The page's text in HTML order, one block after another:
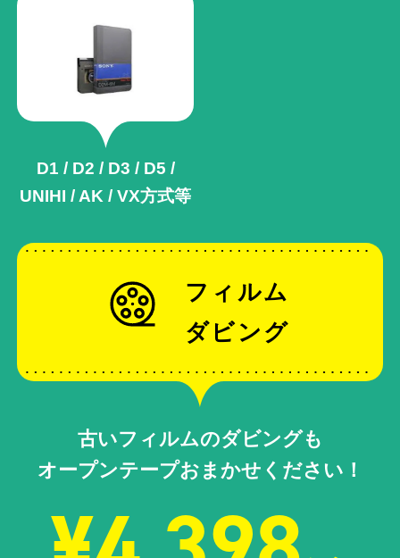
D1 / D2 / D3 / D5 /
UNIHI / AK /VX方式等
フィルム
ダビング
古いフィルムのダビングも
オープンテープおまかせください！